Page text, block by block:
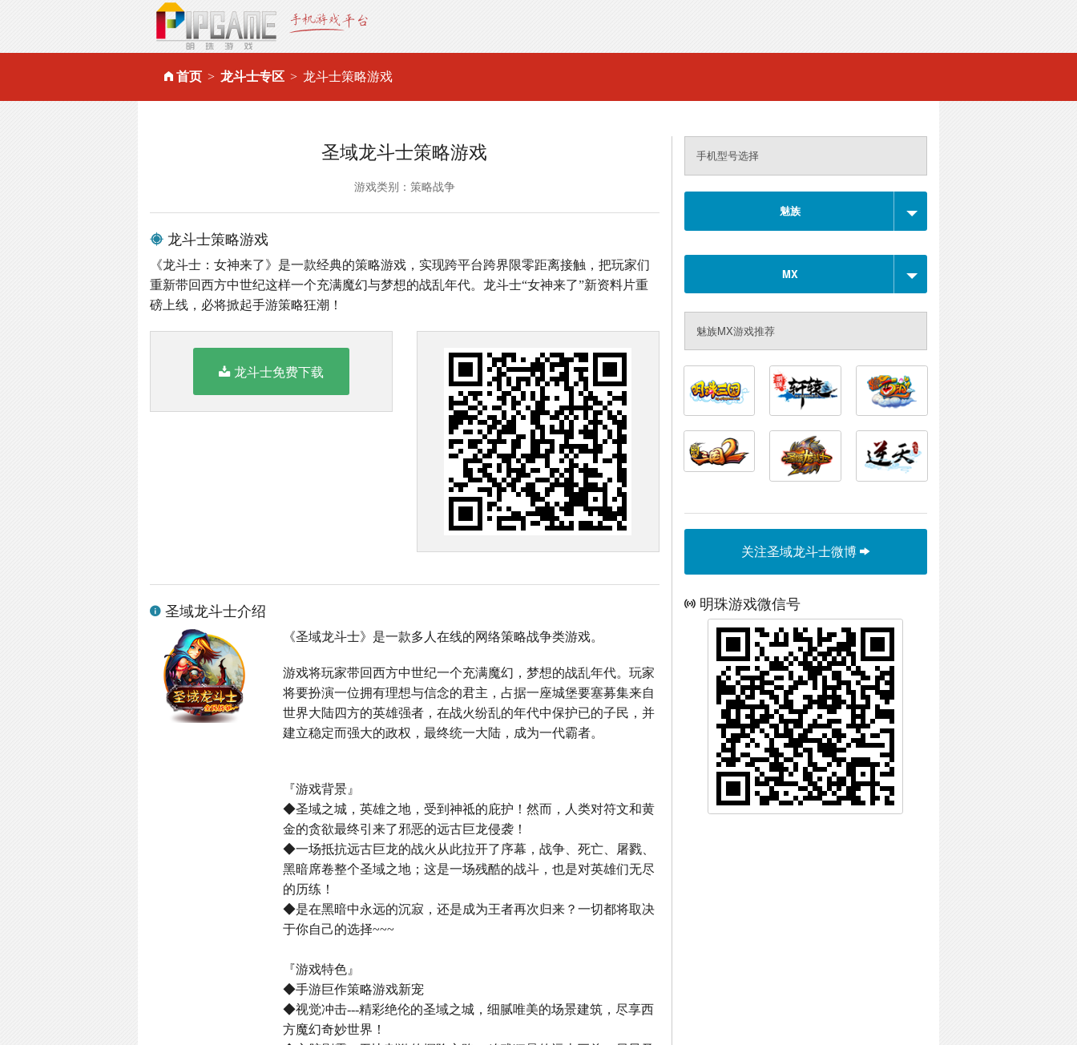
首页 龙斗士专区 龙斗士策略游戏
圣域龙斗士策略游戏
游戏类别：策略战争
龙斗士策略游戏
《龙斗士：女神来了》是一款经典的策略游戏，实现跨平台跨界限零距离接触，把玩家们
重新带回西方中世纪这样一个充满魔幻与梦想的战乱年代。龙斗士“女神来了”新资料片重
磅上线，必将掀起手游策略狂潮！
龙斗士免费下载
圣域龙斗士介绍
《圣域龙斗士》是一款多人在线的网络策略战争类游戏。
游戏将玩家带回西方中世纪一个充满魔幻，梦想的战乱年代。玩家
将要扮演一位拥有理想与信念的君主，占据一座城堡要塞募集来自
世界大陆四方的英雄强者，在战火纷乱的年代中保护已的子民，并
建立稳定而强大的政权，最终统一大陆，成为一代霸者。
『游戏背景』
◆圣域之城，英雄之地，受到神祗的庇护！然而，人类对符文和黄
金的贪欲最终引来了邪恶的远古巨龙侵袭！
◆一场抵抗远古巨龙的战火从此拉开了序幕，战争、死亡、屠戮、
黑暗席卷整个圣域之地；这是一场残酷的战斗，也是对英雄们无尽
的历练！
◆是在黑暗中永远的沉寂，还是成为王者再次归来？一切都将取决
于你自己的选择~~~
『游戏特色』
◆手游巨作策略游戏新宠
◆视觉冲击---精彩绝伦的圣域之城，细腻唯美的场景建筑，尽享西
方魔幻奇妙世界！
手机型号选择
魅族
MX
魅族MX游戏推荐
关注圣域龙斗士微博
明珠游戏微信号